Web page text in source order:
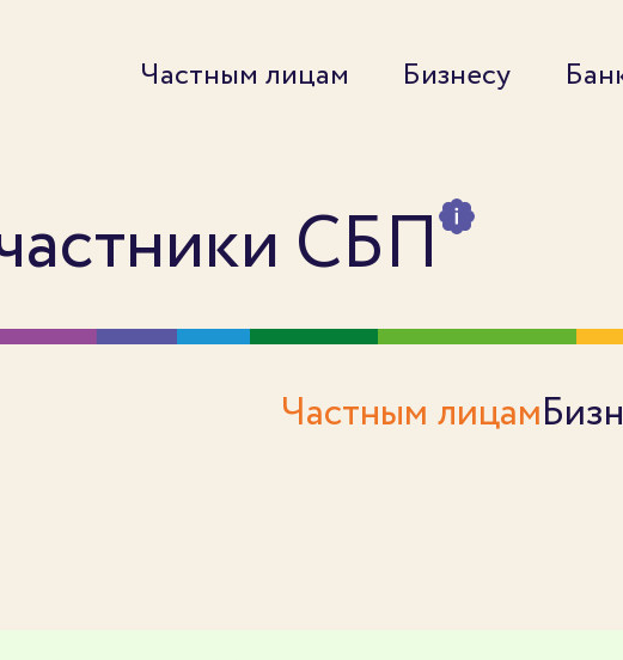
Частным лицам Бизнесу
СБП
Частным лицам